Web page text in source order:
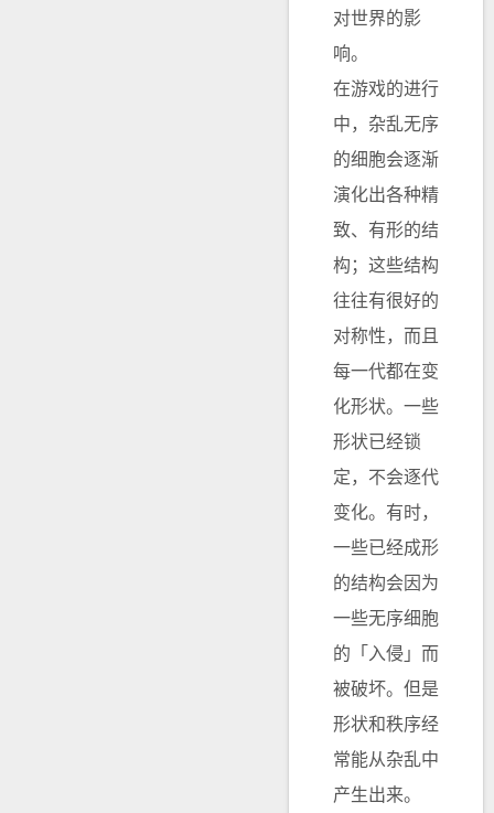
对世界的影
响。
在游戏的进行
中，杂乱无序
的细胞会逐渐
演化出各种精
致、有形的结
构；这些结构
往往有很好的
对称性，而且
每一代都在变
化形状。一些
形状已经锁
定，不会逐代
变化。有时，
一些已经成形
的结构会因为
一些无序细胞
的「入侵」而
被破坏。但是
形状和秩序经
常能从杂乱中
产生出来。